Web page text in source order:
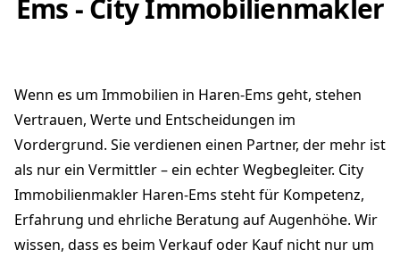
Ems - City Immobilienmakler
Wenn es um Immobilien in Haren-Ems geht, stehen
Vertrauen, Werte und Entscheidungen im
Vordergrund. Sie verdienen einen Partner, der mehr ist
als nur ein Vermittler – ein echter Wegbegleiter. City
Immobilienmakler Haren-Ems steht für Kompetenz,
Erfahrung und ehrliche Beratung auf Augenhöhe. Wir
wissen, dass es beim Verkauf oder Kauf nicht nur um